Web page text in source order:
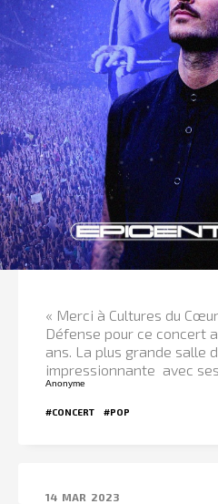
« Merci à Cultures du
Défense pour ce concert
ans. La plus grande salle
impressionnante avec ses
Anonyme
#CONCERT #POP
14 MAR 2023